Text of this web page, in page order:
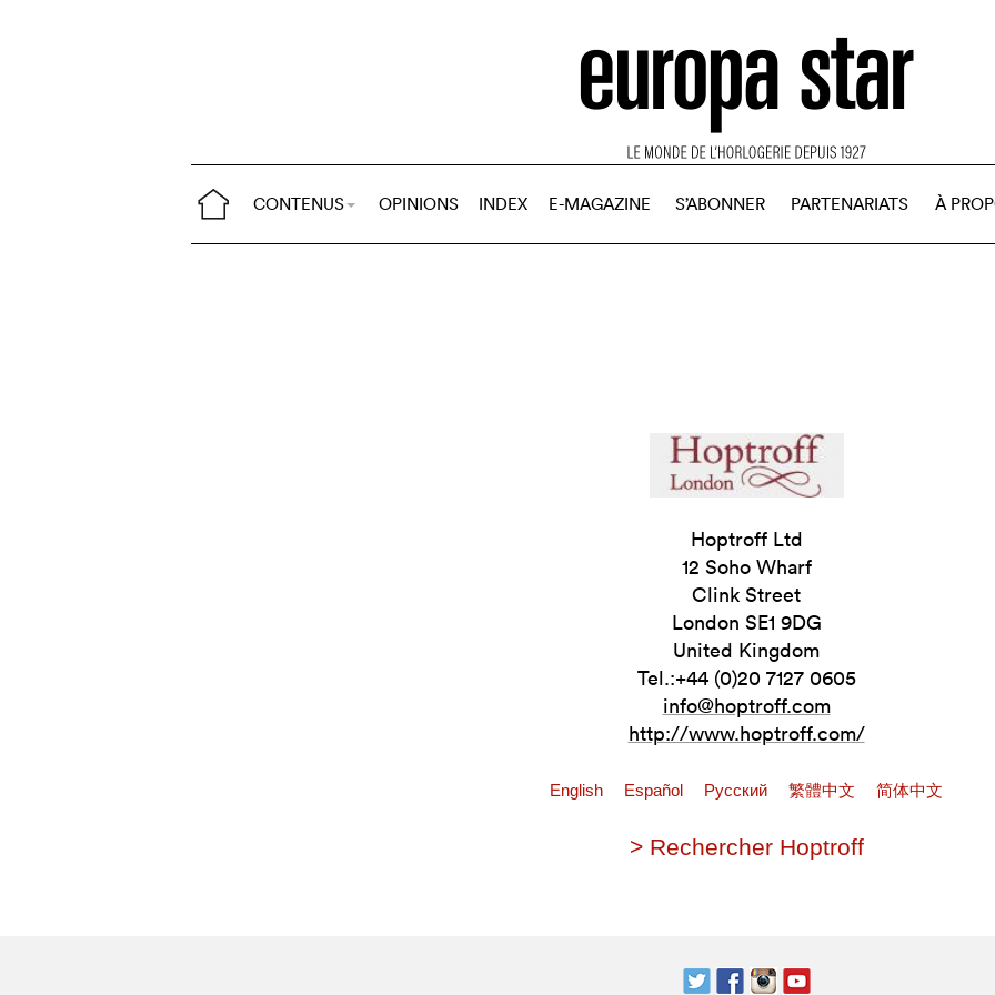
CONTENUS OPINIONS INDEX E-MAGAZINE S’ABONNER PARTENARIATS À
Hoptroff Ltd
12 Soho Wharf
Clink Street
London SE1 9DG
United Kingdom
Tel.:+44 (0)20 7127 0605
info@hoptroff.com
http://www.hoptroff.com/
English Español Pусский 繁體中文 简体中文
> Rechercher Hoptroff